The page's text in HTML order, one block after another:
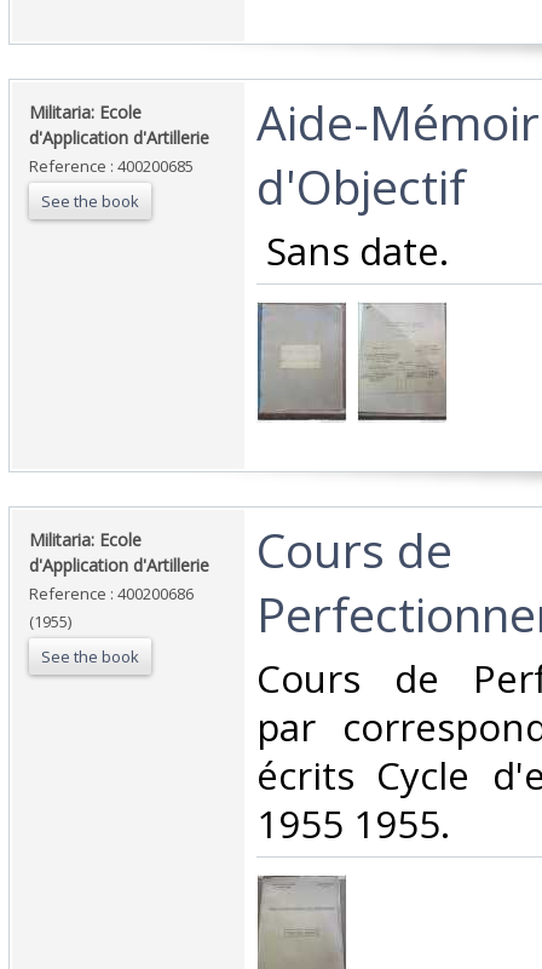
‎Militaria: Ecole
d'Application d'Artillerie‎
Reference : 400200685
See the book
‎Aide-
d'Objectif‎
‎ Sans date.‎
‎Militaria: Ecole
d'Application d'Artillerie‎
Reference : 400200686
(1955)
See the book
‎Cours de
‎Cours de
par
écrits Cycle
1955 1955.‎